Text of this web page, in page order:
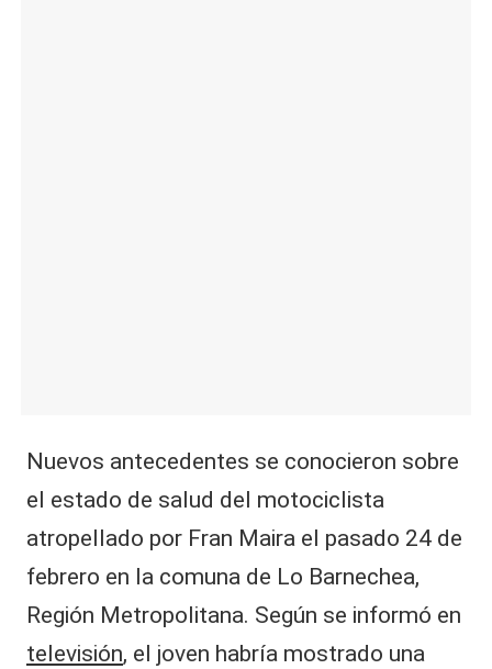
Nuevos antecedentes se conocieron sobre
el estado de salud del motociclista
atropellado por Fran Maira el pasado 24 de
febrero en la comuna de Lo Barnechea,
Región Metropolitana. Según se informó en
televisión, el joven habría mostrado una